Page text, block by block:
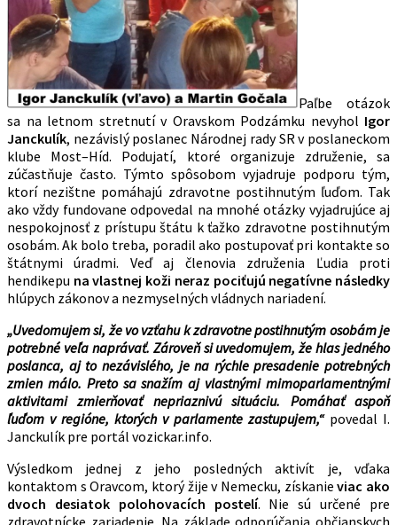
Paľbe otázok
sa na letnom stretnutí v Oravskom Podzámku nevyhol Igor
Janckulík, nezávislý poslanec Národnej rady SR v poslaneckom
klube Most–Híd. Podujatí, ktoré organizuje združenie, sa
zúčastňuje často. Týmto spôsobom vyjadruje podporu tým,
ktorí nezištne pomáhajú zdravotne postihnutým ľuďom. Tak
ako vždy fundovane odpovedal na mnohé otázky vyjadrujúce aj
nespokojnosť z prístupu štátu k ťažko zdravotne postihnutým
osobám. Ak bolo treba, poradil ako postupovať pri kontakte so
štátnymi úradmi. Veď aj členovia združenia Ľudia proti
hendikepu na vlastnej koži neraz pociťujú negatívne následky
hlúpych zákonov a nezmyselných vládnych nariadení.
„Uvedomujem si, že vo vzťahu k zdravotne postihnutým osobám je
potrebné veľa naprávať. Zároveň si uvedomujem, že hlas jedného
poslanca, aj to nezávislého, je na rýchle presadenie potrebných
zmien málo. Preto sa snažím aj vlastnými mimoparlamentnými
aktivitami zmierňovať nepriaznivú situáciu. Pomáhať aspoň
ľuďom v regióne, ktorých v parlamente zastupujem,“povedal I.
Janckulík pre portál vozickar.info.
Výsledkom jednej z jeho posledných aktivít je, vďaka
kontaktom s Oravcom, ktorý žije v Nemecku, získanieviac ako
dvoch desiatok polohovacích postelí. Nie sú určené pre
zdravotnícke zariadenie. Na základe odporúčania občianskych